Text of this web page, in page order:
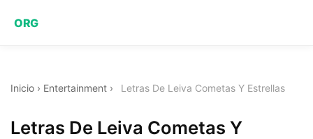
ORG
Inicio › Entertainment › Letras De Leiva Cometas Y Estrellas
Letras De Leiva Cometas Y